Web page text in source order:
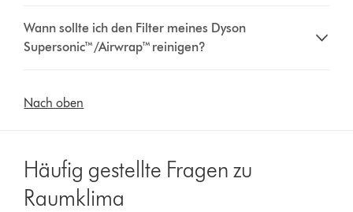
Wann sollte ich den Filter meines Dyson
Supersonic™/Airwrap™ reinigen?
Nach oben
Häufig gestellte Fragen zu
Raumklima